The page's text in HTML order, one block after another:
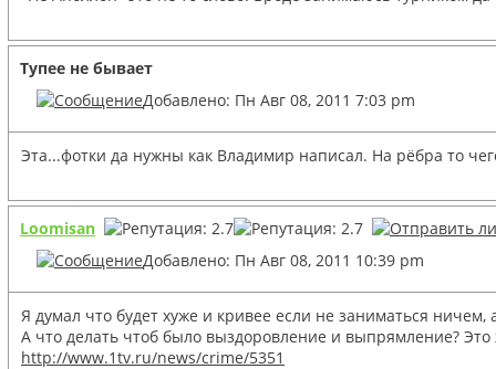
Тупее не бывает
Добавлено: Пн Авг 08, 2011 7:03 pm
Эта...фотки да нужны как Владимир написал. На рёбра то
Loomisan
Добавлено: Пн Авг 08, 2011 10:39 pm
Я думал что будет хуже и кривее если не заниматься
А что делать чтоб было выздоровление и выпрямление?
http://www.1tv.ru/news/crime/5351